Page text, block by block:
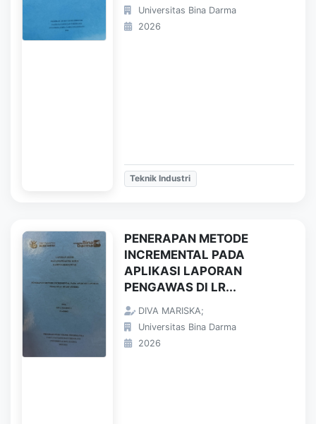
Universitas Bina Darma
2026
Teknik Industri
PENERAPAN METODE
INCREMENTAL PADA
APLIKASI LAPORAN
PENGAWAS DI LR...
DIVA MARISKA;
Universitas Bina Darma
2026